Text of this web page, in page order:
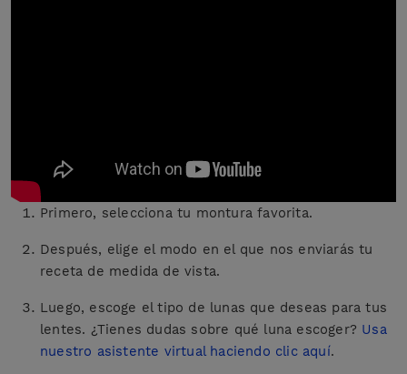
Primero, selecciona tu montura favorita.
Después, elige el modo en el que nos enviarás tu
receta de medida de vista.
Luego, escoge el tipo de lunas que deseas para tus
lentes. ¿Tienes dudas sobre qué luna escoger? Usa
nuestro asistente virtual haciendo clic aquí.